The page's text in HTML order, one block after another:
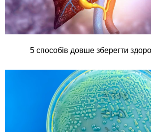
5 способів довше зберегти